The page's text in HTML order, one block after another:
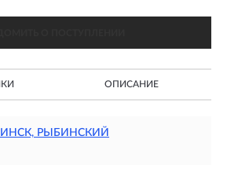
ОПИСАНИЕ
РЫБИНСКИЙ